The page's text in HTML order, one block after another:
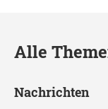
Alle
Nachrichten